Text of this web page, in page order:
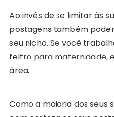
Ao invés de se limitar às
postagens também
seu nicho. Se você
feltro para maternidade,
área.
Como a maioria dos seus